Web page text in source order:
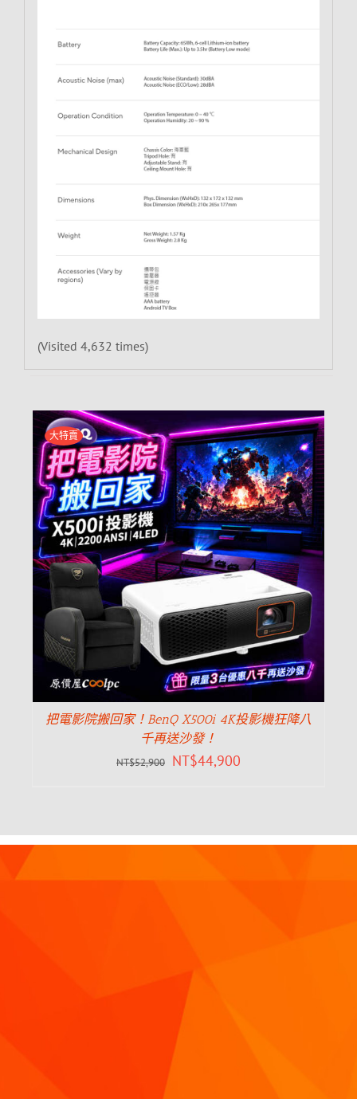
(Visited 4,632 times)
大特賣
把電影院搬回家！BenQ X500i 4K投影機狂降八
千再送沙發！
NT$52,900 NT$44,900